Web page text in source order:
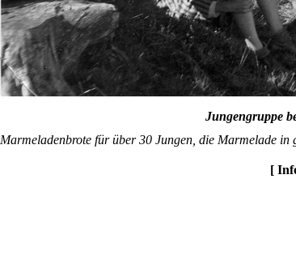
Jungengruppe
Marmeladenbrote für über 30 Jungen, die Marmelade in
[